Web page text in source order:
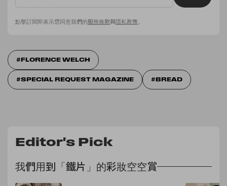
點擊訂閱即表示您同意我們的服務條款與隱私政策
FLORENCE WELCH
SPECIAL REQUEST MAGAZINE BREAD
Editor's Pick
我們用到「鐵片」的彩妝空空賞